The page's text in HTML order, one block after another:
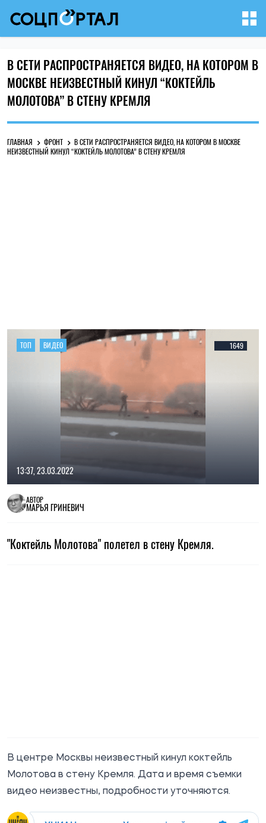
В СЕТИ РАСПРОСТРАНЯЕТСЯ ВИДЕО, НА КОТОРОМ В
МОСКВЕ НЕИЗВЕСТНЫЙ КИНУЛ “КОКТЕЙЛЬ
МОЛОТОВА” В СТЕНУ КРЕМЛЯ
ГЛАВНАЯ ФРОНТ
В СЕТИ РАСПРОСТРАНЯЕТСЯ ВИДЕО, НА КОТОРОМ В МОСКВЕ
НЕИЗВЕСТНЫЙ КИНУЛ “КОКТЕЙЛЬ МОЛОТОВА” В СТЕНУ КРЕМЛЯ
1649
ТОП ВИДЕО
13:37, 23.03.2022
АВТОР
МАРЬЯ ГРИНЕВИЧ
"Коктейль Молотова" полетел в стену Кремля.
В центре Москвы неизвестный кинул коктейль
Молотова в стену Кремля. Дата и время съемки
видео неизвестны, подробности уточняются.